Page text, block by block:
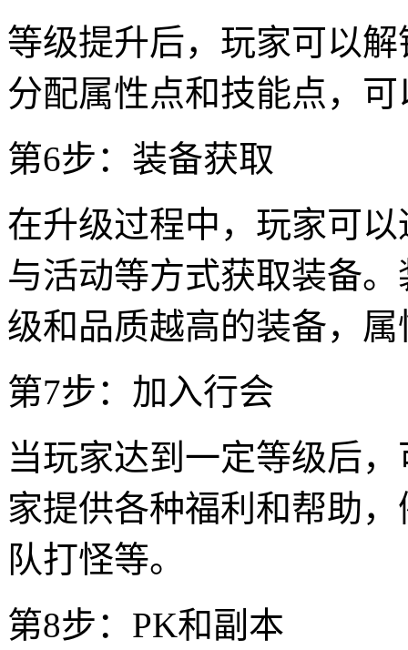
等级提升后，玩家可以
分配属性点和技能点，
第6步：装备获取
在升级过程中，玩家可
与活动等方式获取装备
级和品质越高的装备，
第7步：加入行会
当玩家达到一定等级后
家提供各种福利和帮助
队打怪等。
第8步：PK和副本